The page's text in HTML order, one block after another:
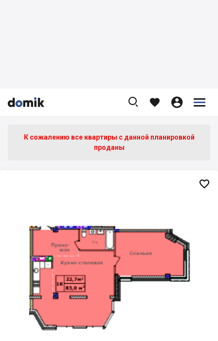


    


К сожалению все квартиры c данной планировкой
проданы
